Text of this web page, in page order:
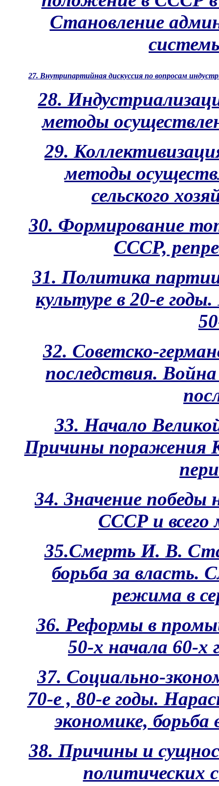
Становление
27. Внутрипартийная дискуссия по вопросам
28.
методы
29.
методы
сельского
30. Формирование
СССР,
31. Политика
культуре в 20-е
32. Советско-
последствия.
З3. Начало
Причины поражения
34. Значение
СССР и всего
35.Смерть И. В.
борьба за власть.
режима в
З6. Реформы в
50-х начала 60-х
37. Социально-
70-е , 80-е годы.
экономике,
38. Причины и
политических